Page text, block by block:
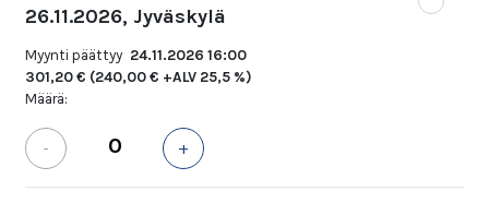
26.11.2026, Jyväskylä
Myynti päättyy 24.11.2026 16:00
301,20 € (240,00 € +ALV 25,5 %)
Määrä:
- +